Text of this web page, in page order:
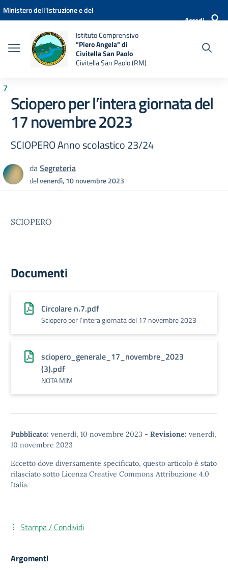
Vai ai contenuti
Vai al menu di navigazione
Vai al footer
Ministero dell'Istruzione e del
Accedi
Istituto Comprensivo
"Piero Angela" di
Civitella San Paolo
Civitella San Paolo (RM)
7
Sciopero per l’intera giornata del
17 novembre 2023
SCIOPERO Anno scolastico 23/24
daSegreteria
delvenerdì, 10 novembre 2023
SCIOPERO
Documenti
Circolare n.7.pdf
Sciopero per l’intera giornata del 17 novembre 2023
sciopero_generale_17_novembre_2023
(3).pdf
NOTA MIM
Pubblicato: venerdì, 10 novembre 2023 - Revisione: venerdì,
10 novembre 2023
Eccetto dove diversamente specificato, questo articolo è stato
rilasciato sotto Licenza Creative Commons Attribuzione 4.0
Italia.
Stampa / Condividi
Argomenti